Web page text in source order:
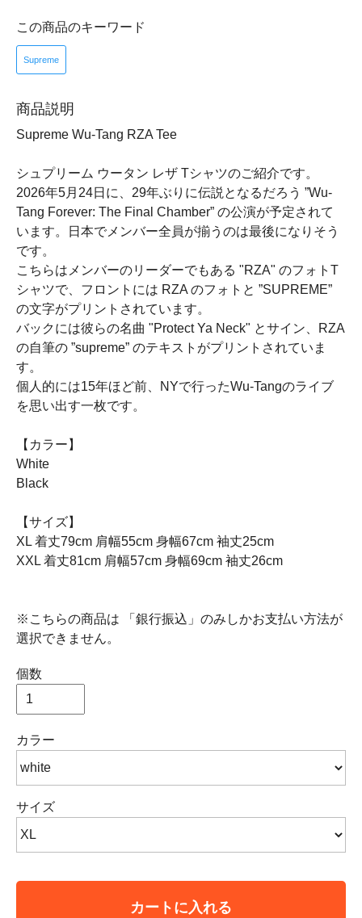
この商品のキーワード
Supreme
商品説明
Supreme Wu-Tang RZA Tee
シュプリーム ウータン レザ Tシャツのご紹介です。
2026年5月24日に、29年ぶりに伝説となるだろう ”Wu-
Tang Forever: The Final Chamber” の公演が予定されて
います。日本でメンバー全員が揃うのは最後になりそう
です。
こちらはメンバーのリーダーでもある "RZA" のフォトT
シャツで、フロントには RZA のフォトと ”SUPREME”
の文字がプリントされています。
バックには彼らの名曲 "Protect Ya Neck" とサイン、RZA
の自筆の ”supreme” のテキストがプリントされていま
す。
個人的には15年ほど前、NYで行ったWu-Tangのライブ
を思い出す一枚です。
【カラー】
White
Black
【サイズ】
XL 着丈79cm 肩幅55cm 身幅67cm 袖丈25cm
XXL 着丈81cm 肩幅57cm 身幅69cm 袖丈26cm
※こちらの商品は 「銀行振込」のみしかお支払い方法が
選択できません。
個数
カラー
サイズ
カートに入れる